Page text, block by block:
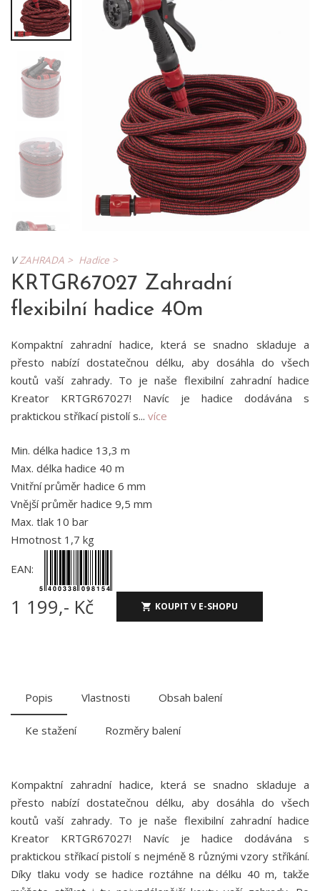
VZAHRADA > Hadice >
KRTGR67027 Zahradní
flexibilní hadice 40m
Kompaktní zahradní hadice, která se snadno skladuje a
přesto nabízí dostatečnou délku, aby dosáhla do všech
koutů vaší zahrady. To je naše flexibilní zahradní hadice
Kreator KRTGR67027! Navíc je hadice dodávána s
praktickou stříkací pistolí s... více
Min. délka hadice 13,3 m
Max. délka hadice 40 m
Vnitřní průměr hadice 6 mm
Vnější průměr hadice 9,5 mm
Max. tlak 10 bar
Hmotnost 1,7 kg
EAN:
1 199,- Kč KOUPIT V E-SHOPU
Popis Vlastnosti Obsah balení
Ke stažení Rozměry balení
Kompaktní zahradní hadice, která se snadno skladuje a
přesto nabízí dostatečnou délku, aby dosáhla do všech
koutů vaší zahrady. To je naše flexibilní zahradní hadice
Kreator KRTGR67027! Navíc je hadice dodávána s
praktickou stříkací pistolí s nejméně 8 různými vzory stříkání.
Díky tlaku vody se hadice roztáhne na délku 40 m, takže